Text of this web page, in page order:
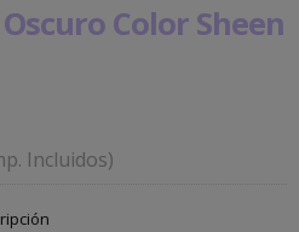
Color Sheen
Incluidos)